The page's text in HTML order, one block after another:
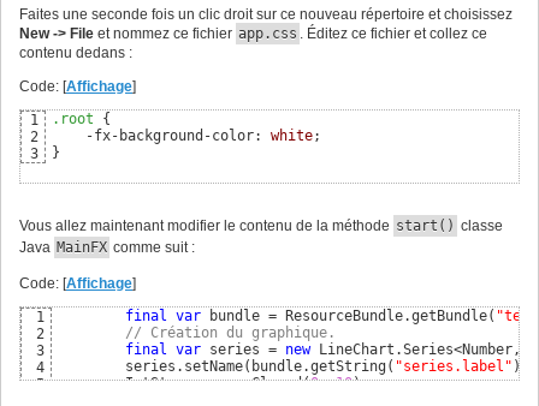
Faites une seconde fois un clic droit sur ce nouveau répertoire et choisissez
New -> File et nommez ce fichier app.css . Éditez ce fichier et collez ce
contenu dedans :
Code: [Affichage]
1
2
3
.root
{
    -fx-background-color:
white
}
Vous allez maintenant modifier le contenu de la méthode start() classe
Java MainFX comme suit :
Code: [Affichage]
1
2
3
4
5
final var bundle = ResourceBundle.getBundle(
// Création du graphique.
final var series = new LineChart.Series<Number,
        series.setName
( bundle.getString ( "series.label" )
        IntStream.rangeClosed
(0, 10)